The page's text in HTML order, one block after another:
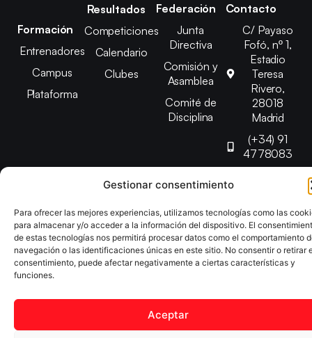
Gestionar consentimiento
Para ofrecer las mejores experiencias, utilizamos tecnologías como las
para almacenar y/o acceder a la información del dispositivo. El
de estas tecnologías nos permitirá procesar datos como el comportamiento
navegación o las identificaciones únicas en este sitio. No consentir o retirar
consentimiento, puede afectar negativamente a ciertas características y
funciones.
Aceptar
Formación
Entrenadores
Campus
Plataforma
Resultados
Competiciones
Calendario
Clubes
Federación
Junta
Directiva
Comisión y
Asamblea
Comité de
Disciplina
Contacto
C/ Payaso
Fofó, nº 1,
Estadio
Teresa
Rivero,
28018
Madrid
(+34) 91
4778083
Copyright © 2025 Federación Madrileña de Tenis de Mesa |
Desarrollado por
TOOOLS
Aviso Legal Política de Cookies